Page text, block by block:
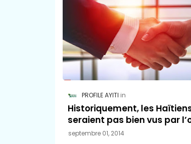
PROFILE AYITI
Historiquement, les
seraient pas bien vus par
septembre 01, 2014